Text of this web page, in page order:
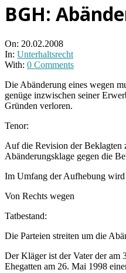
BGH:
On: 20.02.2008
In: Unterhaltsrecht
With: 0 Comments
Die Abänderung eines wegen
genüge inzwischen seiner
Gründen verloren.
Tenor:
Auf die Revision der Beklagten
Abänderungsklage gegen die
Im Umfang der Aufhebung wird
Von Rechts wegen
Tatbestand:
Die Parteien streiten um die
Der Kläger ist der Vater der am
Ehegatten am 26. Mai 1998